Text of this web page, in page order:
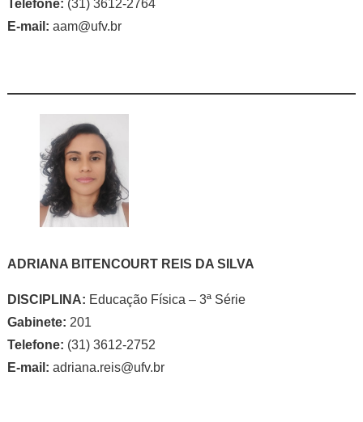
Telefone: (31) 3612-2764
E-mail: aam@ufv.br
ADRIANA BITENCOURT REIS DA SILVA
DISCIPLINA: Educação Física – 3ª Série
Gabinete: 201
Telefone: (31) 3612-2752
E-mail: adriana.reis@ufv.br